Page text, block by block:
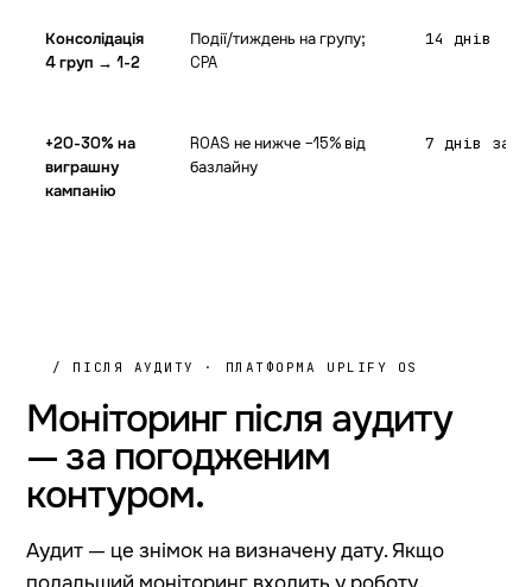
Консолідація
4 груп → 1-2
Події/тиждень на групу;
CPA
14 днів
+20-30% на
виграшну
кампанію
ROAS не нижче −15% від
базлайну
7 днів за
/ ПІСЛЯ АУДИТУ · ПЛАТФОРМА UPLIFY OS
Моніторинг після аудиту
— за погодженим
контуром.
Аудит — це знімок на визначену дату. Якщо